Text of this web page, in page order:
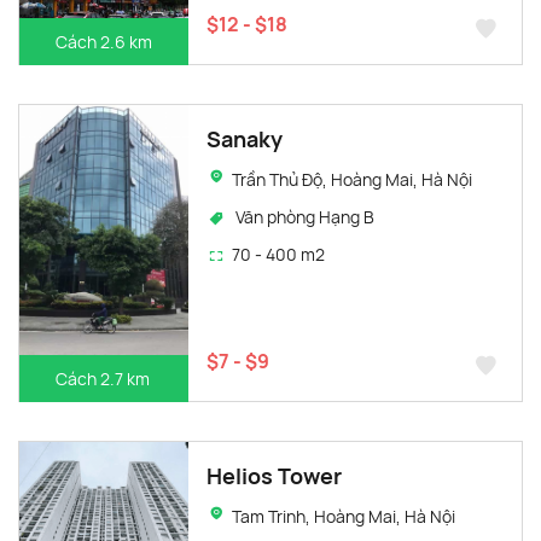
Cách 2.6 km
$12 - $18
Cách 2.7 km
Sanaky
Trần Thủ Độ, Hoàng Mai, Hà Nội
Văn phòng Hạng B
70 - 400 m2
$7 - $9
Helios Tower
Tam Trinh, Hoàng Mai, Hà Nội